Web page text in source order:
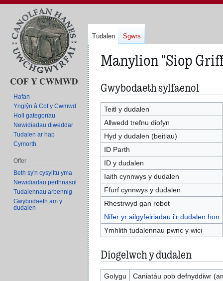
Manylion "Siop
Neidio
i'r
panel
llywio
Neidio
i'r
bar
chwilio
Gwybodaeth sylfaenol
Teitl y dudalen
Allwedd trefnu diofyn
Hyd y dudalen (beitiau)
ID Parth
ID y dudalen
Iaith cynnwys y dudalen
Ffurf cynnwys y dudalen
Rhestrwyd gan robot
Nifer yr ailgyfeiriadau i'r dudalen hon
Ymhlith tudalennau pwnc y wici
Diogelwch y dudalen
Golygu
Caniatáu pob defnyddiwr
Tudalen Sgwrs
Hafan
Ynglŷn â Cof y Cwmwd
Holl gategorïau
Newidiadau diweddar
Tudalen ar hap
Cymorth
Offer
Beth sy'n cysylltu yma
Newidiadau perthnasol
Tudalennau arbennig
Gwybodaeth am y
dudalen